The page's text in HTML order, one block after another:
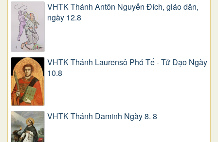
VHTK Thánh Antôn Nguyễn Ðích, giáo dân,
ngày 12.8
VHTK Thánh Laurensô Phó Tế - Tử Đạo Ngày
10.8
VHTK Thánh Đaminh Ngày 8. 8